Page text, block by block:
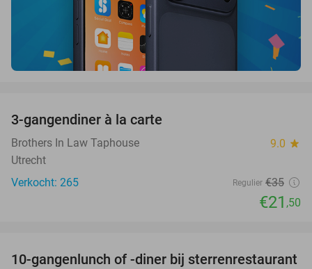
3-gangendiner à la carte
Brothers In Law Taphouse 9.0 star
Utrecht
Verkocht: 265
Regulier €35
€21 ,50
10-gangenlunch of -diner bij sterrenrestaurant